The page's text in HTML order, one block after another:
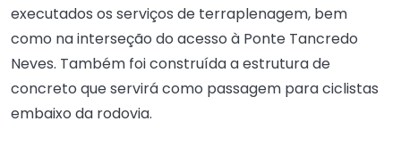
executados os serviços de terraplenagem, bem
como na interseção do acesso à Ponte Tancredo
Neves. Também foi construída a estrutura de
concreto que servirá como passagem para ciclistas
embaixo da rodovia.